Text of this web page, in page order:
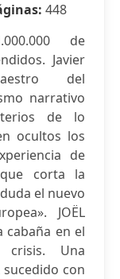
448
de
Javier
del
narrativo
de lo
ocultos los
de
corta la
el nuevo
JOËL
cabaña en el
Una
con